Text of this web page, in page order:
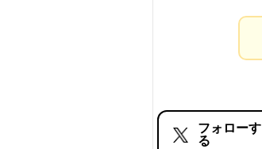
フォローす
る